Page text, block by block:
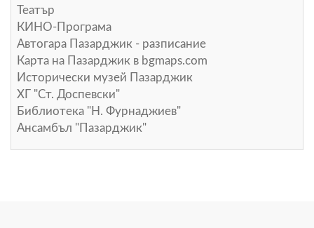
Театър
КИНО-Програма
Автогара Пазарджик - разписание
Карта на Пазарджик в bgmaps.com
Исторически музей Пазарджик
ХГ "Ст. Доспевски"
Библиотека "Н. Фурнаджиев"
Ансамбъл "Пазарджик"